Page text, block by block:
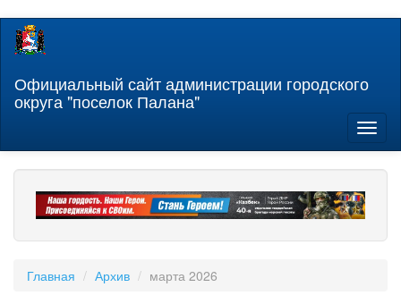
Перейти
содержанию
Официальный сайт администрации городского
округа "поселок Палана"
Главная Архив марта 2026